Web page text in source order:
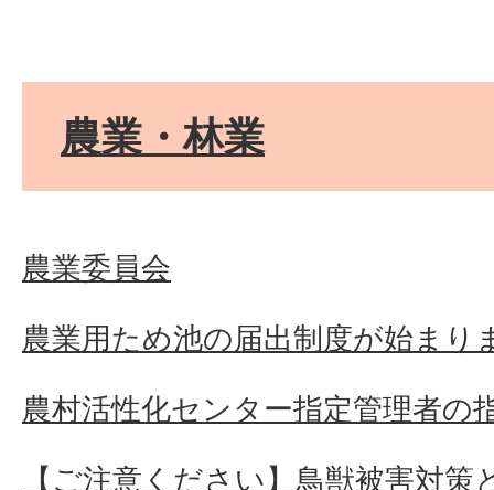
農業・林業
農業委員会
農業用ため池の届出制度が始まり
農村活性化センター指定管理者の
【ご注意ください】鳥獣被害対